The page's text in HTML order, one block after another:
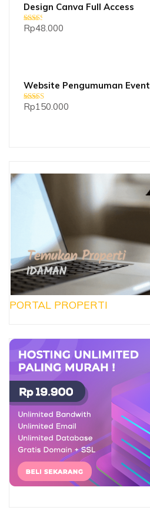
Design Canva Full Access
Dinilai
2.33
Rp48.000
Website Pengumuman Event
Dinilai5.00
dari 5
Rp150.000
PORTAL PROPERTI